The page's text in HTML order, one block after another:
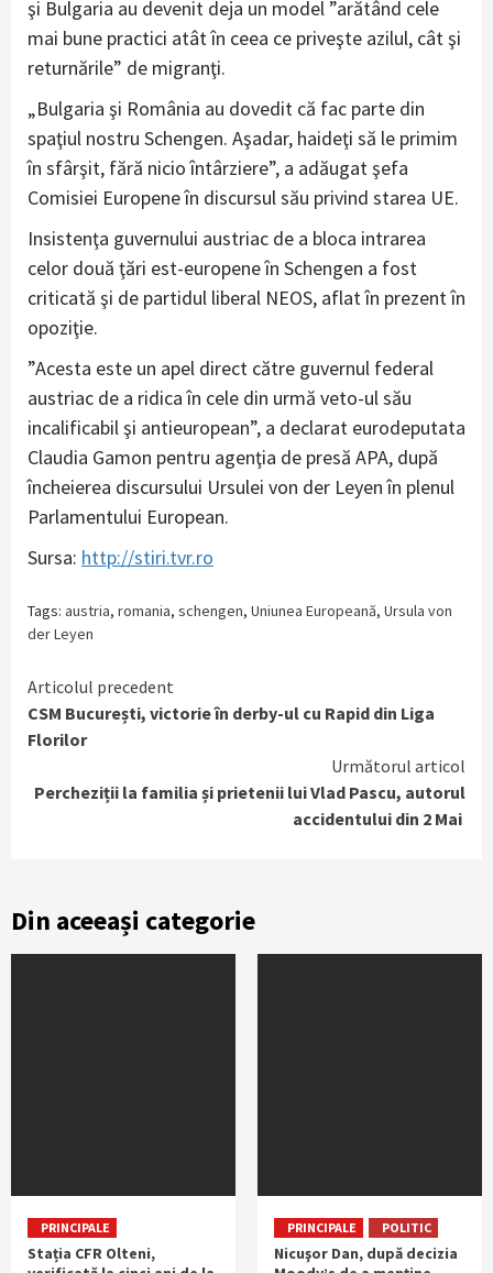
şi Bulgaria au devenit deja un model ”arătând cele
mai bune practici atât în ceea ce priveşte azilul, cât şi
returnările” de migranţi.
„Bulgaria şi România au dovedit că fac parte din
spaţiul nostru Schengen. Aşadar, haideţi să le primim
în sfârşit, fără nicio întârziere”, a adăugat şefa
Comisiei Europene în discursul său privind starea UE.
Insistenţa guvernului austriac de a bloca intrarea
celor două ţări est-europene în Schengen a fost
criticată şi de partidul liberal NEOS, aflat în prezent în
opoziţie.
”Acesta este un apel direct către guvernul federal
austriac de a ridica în cele din urmă veto-ul său
incalificabil şi antieuropean”, a declarat eurodeputata
Claudia Gamon pentru agenţia de presă APA, după
încheierea discursului Ursulei von der Leyen în plenul
Parlamentului European.
Sursa: http://stiri.tvr.ro
Tags: austria, romania, schengen, Uniunea Europeană, Ursula von
der Leyen
Continue
Reading
Articolul precedent
CSM București, victorie în derby-ul cu Rapid din Liga
Florilor
Următorul articol
Percheziții la familia și prietenii lui Vlad Pascu, autorul
accidentului din 2 Mai
Din aceeași categorie
PRINCIPALE
Stația CFR Olteni,
PRINCIPALE POLITIC
Nicuşor Dan, după decizia